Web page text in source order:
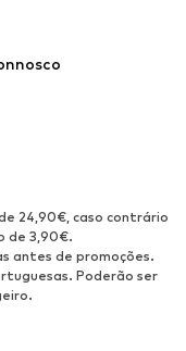
e Sacos de desporto
24,90€, caso contrário
de 3,90€.
antes de promoções.
Poderão ser